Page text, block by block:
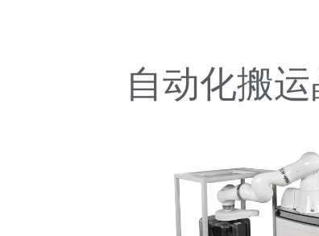
自动化搬